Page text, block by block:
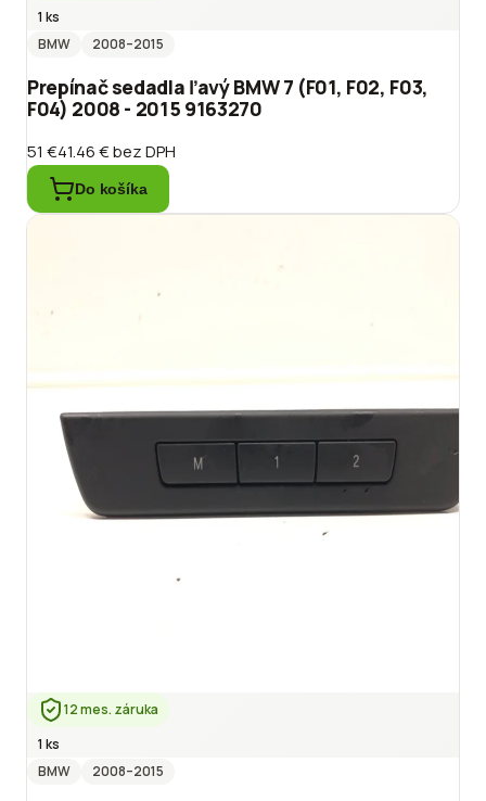
1 ks
BMW
2008–2015
Prepínač sedadla ľavý BMW 7 (F01, F02, F03,
F04) 2008 - 2015 9163270
51 €41.46 €bez DPH
Do košíka
12 mes. záruka
1 ks
BMW
2008–2015